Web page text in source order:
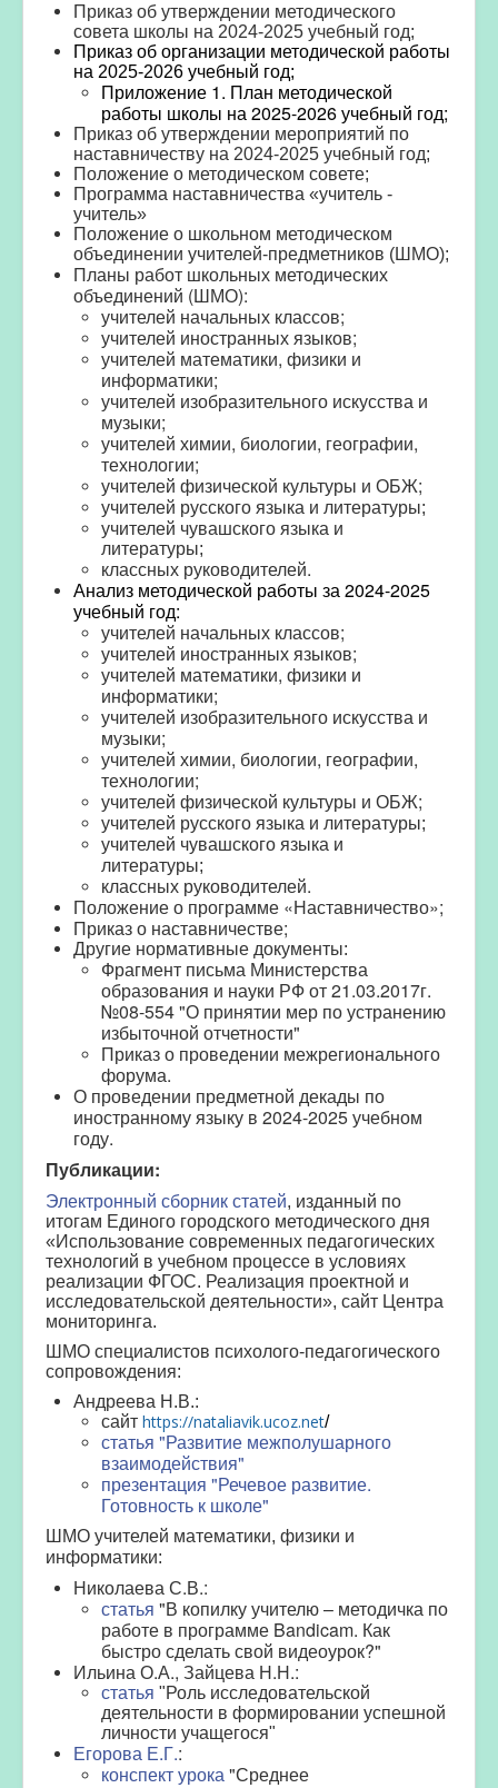
Приказ об утверждении методического
совета школы на 2024-2025 учебный год;
Приказ об организации методической работы
на 2025-2026 учебный год;
Приложение 1. План методической
работы школы на 2025-2026 учебный год;
Приказ об утверждении мероприятий по
наставничеству на 2024-2025 учебный год;
Положение о методическом совете;
Программа наставничества «учитель -
учитель»
Положение о школьном методическом
объединении учителей-предметников (ШМО);
Планы работ школьных методических
объединений (ШМО):
учителей начальных классов;
учителей иностранных языков;
учителей математики, физики и
информатики;
учителей изобразительного искусства и
музыки;
учителей химии, биологии, географии,
технологии;
учителей физической культуры и ОБЖ;
учителей русского языка и литературы;
учителей чувашского языка и
литературы;
классных руководителей.
Анализ методической работы за 2024-2025
учебный год:
учителей начальных классов;
учителей иностранных языков;
учителей математики, физики и
информатики;
учителей изобразительного искусства и
музыки;
учителей химии, биологии, географии,
технологии;
учителей физической культуры и ОБЖ;
учителей русского языка и литературы;
учителей чувашского языка и
литературы;
классных руководителей.
Положение о программе «Наставничество»;
Приказ о наставничестве;
Другие нормативные документы:
Фрагмент письма Министерства
образования и науки РФ от 21.03.2017г.
№08-554 "О принятии мер по устранению
избыточной отчетности"
Приказ о проведении межрегионального
форума.
О проведении предметной декады по
иностранному языку в 2024-2025 учебном
году.
Публикации:
Электронный сборник статей, изданный по
итогам Единого городского методического дня
«Использование современных педагогических
технологий в учебном процессе в условиях
реализации ФГОС. Реализация проектной и
исследовательской деятельности», сайт Центра
мониторинга.
ШМО специалистов психолого-педагогического
сопровождения:
Андреева Н.В.:
сайт https://nataliavik.ucoz.net/
статья "Развитие межполушарного
взаимодействия"
презентация "Речевое развитие.
Готовность к школе"
ШМО учителей математики, физики и
информатики:
Николаева С.В.:
статья "В копилку учителю – методичка по
работе в программе Bandicam. Как
быстро сделать свой видеоурок?"
Ильина О.А., Зайцева Н.Н.:
статья "Роль исследовательской
деятельности в формировании успешной
личности учащегося"
Егорова Е.Г.:
конспект урока"Среднее